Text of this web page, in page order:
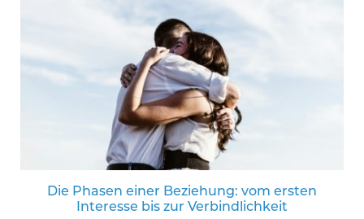
Die Phasen einer Beziehung: vom ersten
Interesse bis zur Verbindlichkeit